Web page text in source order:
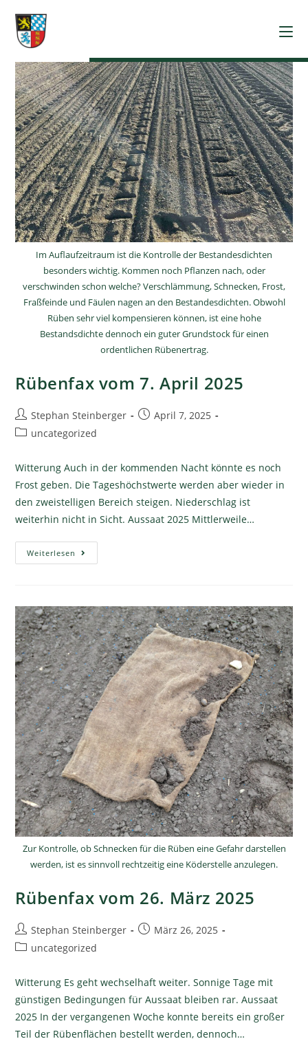
Im Auflaufzeitraum ist die Kontrolle der Bestandesdichten
besonders wichtig. Kommen noch Pflanzen nach, oder
verschwinden schon welche? Verschlämmung, Schnecken, Frost,
Fraßfeinde und Fäulen nagen an den Bestandesdichten. Obwohl
Rüben sehr viel kompensieren können, ist eine hohe
Bestandsdichte dennoch ein guter Grundstock für einen
ordentlichen Rübenertrag.
Rübenfax vom 7. April 2025
Stephan Steinberger
April 7, 2025
uncategorized
Witterung Auch in der kommenden Nacht könnte es noch
Frost geben. Die Tageshöchstwerte werden aber wieder in
den zweistelligen Bereich steigen. Niederschlag ist
weiterhin nicht in Sicht. Aussaat 2025 Mittlerweile…
Weiterlesen
Zur Kontrolle, ob Schnecken für die Rüben eine Gefahr darstellen
werden, ist es sinnvoll rechtzeitig eine Köderstelle anzulegen.
Rübenfax vom 26. März 2025
Stephan Steinberger
März 26, 2025
uncategorized
Witterung Es geht wechselhaft weiter. Sonnige Tage mit
günstigen Bedingungen für Aussaat bleiben rar. Aussaat
2025 In der vergangenen Woche konnte bereits ein großer
Teil der Rübenflächen bestellt werden, dennoch…